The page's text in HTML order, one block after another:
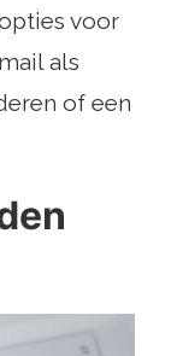
voor
als
of een